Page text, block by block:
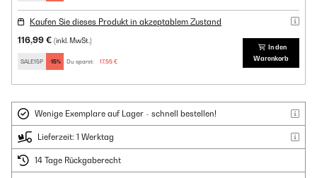
Kaufen Sie dieses Produkt in akzeptablem Zustand
116,99 € (inkl. MwSt.)
SALE15P -15% Du sparst: 17,55 €
In den
Warenkorb
Wenige Exemplare auf Lager - schnell bestellen!
Lieferzeit: 1 Werktag
14 Tage Rückgaberecht